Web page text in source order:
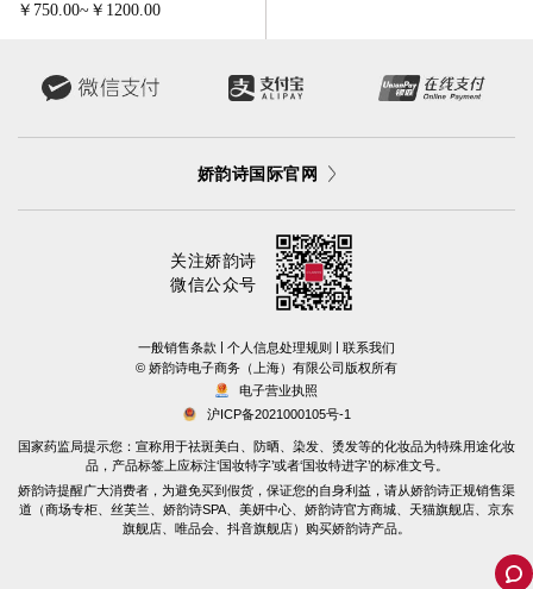
￥750.00~￥1200.00
娇韵诗国际官网
关注娇韵诗
微信公众号
一般销售条款 | 个人信息处理规则 | 联系我们
©️ 娇韵诗电子商务（上海）有限公司版权所有
电子营业执照
沪ICP备2021000105号-1
国家药监局提示您：宣称用于祛斑美白、防晒、染发、烫发等的化妆品为特殊用途化妆
品，产品标签上应标注‘国妆特字’或者‘国妆特进字’的标准文号。
娇韵诗提醒广大消费者，为避免买到假货，保证您的自身利益，请从娇韵诗正规销售渠
道（商场专柜、丝芙兰、娇韵诗SPA、美妍中心、娇韵诗官方商城、天猫旗舰店、京东
旗舰店、唯品会、抖音旗舰店）购买娇韵诗产品。